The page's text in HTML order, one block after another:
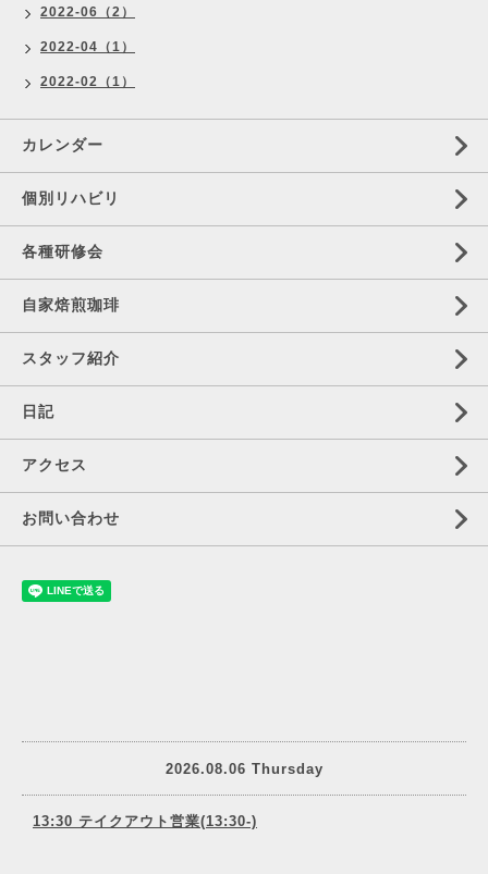
2022-06（2）
2022-04（1）
2022-02（1）
カレンダー
個別リハビリ
各種研修会
自家焙煎珈琲
スタッフ紹介
日記
アクセス
お問い合わせ
2026.08.06 Thursday
13:30 テイクアウト営業(13:30-)